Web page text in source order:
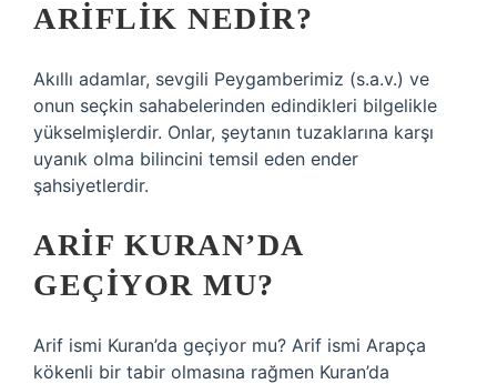
ARIFLIK NEDIR?
Akıllı adamlar, sevgili Peygamberimiz (s.a.v.) ve
onun seçkin sahabelerinden edindikleri bilgelikle
yükselmişlerdir. Onlar, şeytanın tuzaklarına karşı
uyanık olma bilincini temsil eden ender
şahsiyetlerdir.
ARIF KURAN’DA
GEÇIYOR MU?
Arif ismi Kuran’da geçiyor mu? Arif ismi Arapça
kökenli bir tabir olmasına rağmen Kuran’da